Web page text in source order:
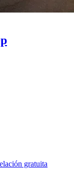
gratuita